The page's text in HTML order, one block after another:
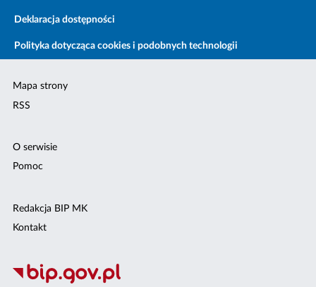
Deklaracja dostępności
Polityka dotycząca cookies i podobnych technologii
Mapa strony
RSS
O serwisie
Pomoc
Redakcja BIP MK
Kontakt